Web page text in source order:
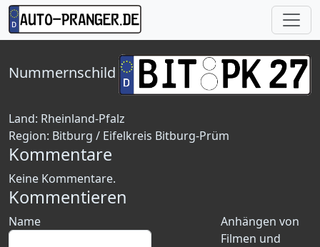
Nummernschild
Land: Rheinland-Pfalz
Region: Bitburg / Eifelkreis Bitburg-Prüm
Kommentare
Keine Kommentare.
Kommentieren
Anhängen von
Filmen und
Name